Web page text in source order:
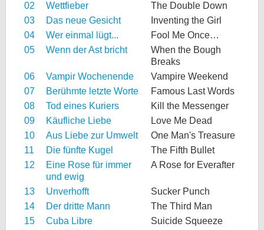
02
Wettfieber
The Double Down
03
Das neue Gesicht
Inventing the Girl
04
Wer einmal lügt...
Fool Me Once…
05
Wenn der Ast bricht
When the Bough
Breaks
06
Vampir Wochenende
Vampire Weekend
07
Berühmte letzte Worte
Famous Last Words
08
Tod eines Kuriers
Kill the Messenger
09
Käufliche Liebe
Love Me Dead
10
Aus Liebe zur Umwelt
One Man's Treasure
11
Die fünfte Kugel
The Fifth Bullet
12
Eine Rose für immer
und ewig
A Rose for Everafter
13 Unverhofft
Sucker Punch
14
Der dritte Mann
The Third Man
15
Cuba Libre
Suicide Squeeze